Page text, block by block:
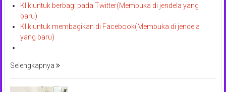
Klik untuk berbagi pada Twitter(Membuka di jendela yang
baru)
Klik untuk membagikan di Facebook(Membuka di jendela
yang baru)
Selengkapnya